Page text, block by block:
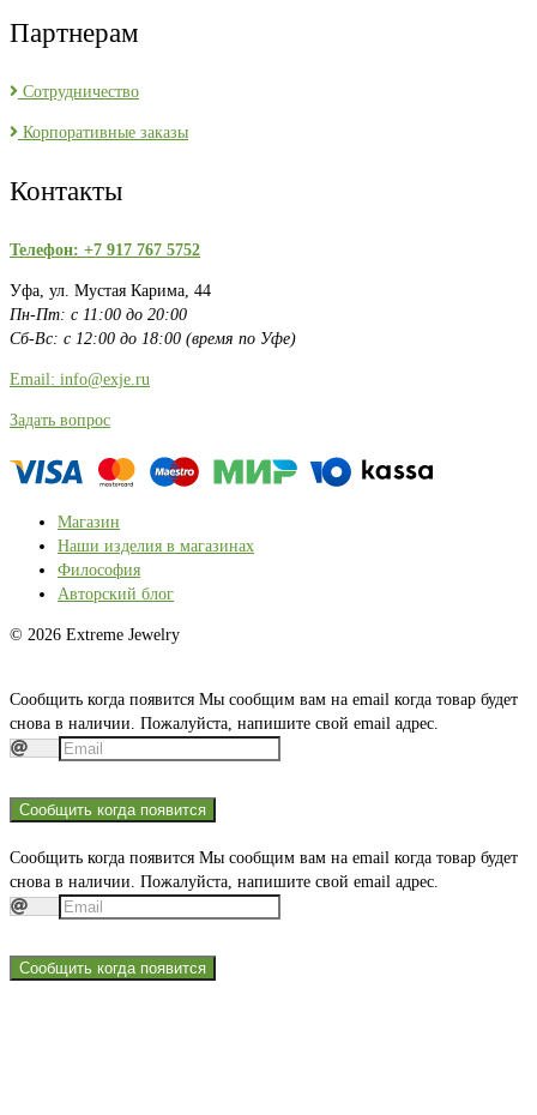
Партнерам
Сотрудничество
Корпоративные заказы
Контакты
Телефон: +7 917 767 5752
Уфа, ул. Мустая Карима, 44
Пн-Пт: с 11:00 до 20:00
Сб-Вс: с 12:00 до 18:00 (время по Уфе)
Email: info@exje.ru
Задать вопрос
Магазин
Наши изделия в магазинах
Философия
Авторский блог
© 2026 Extreme Jewelry
Сообщить когда появится Мы сообщим вам на email когда товар будет
снова в наличии. Пожалуйста, напишите свой email адрес.
Сообщить когда появится
Сообщить когда появится Мы сообщим вам на email когда товар будет
снова в наличии. Пожалуйста, напишите свой email адрес.
Сообщить когда появится